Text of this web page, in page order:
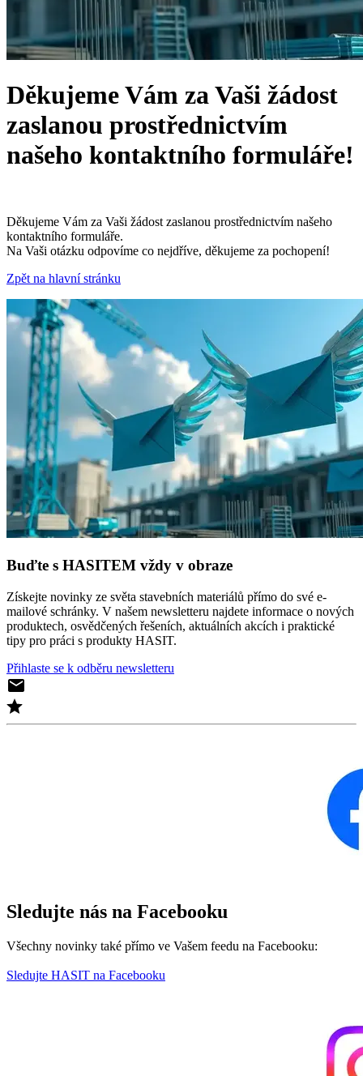
Děkujeme Vám za Vaši žádost
zaslanou prostřednictvím
našeho kontaktního formuláře!
Děkujeme Vám za Vaši žádost zaslanou prostřednictvím našeho
kontaktního formuláře.
Na Vaši otázku odpovíme co nejdříve, děkujeme za pochopení!
Zpět na hlavní stránku
Buďte s HASITEM vždy v obraze
Získejte novinky ze světa stavebních materiálů přímo do své e-
mailové schránky. V našem newsletteru najdete informace o nových
produktech, osvědčených řešeních, aktuálních akcích i praktické
tipy pro práci s produkty HASIT.
Přihlaste se k odběru newsletteru
Sledujte nás na Facebooku
Všechny novinky také přímo ve Vašem feedu na Facebooku:
Sledujte HASIT na Facebooku